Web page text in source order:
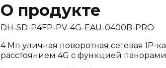
О продукте
DH-SD-P4FP-PV-4G-EAU-0400B-PRO
4 Мп уличная поворотная сетевая
расстоянием 4G с функцией